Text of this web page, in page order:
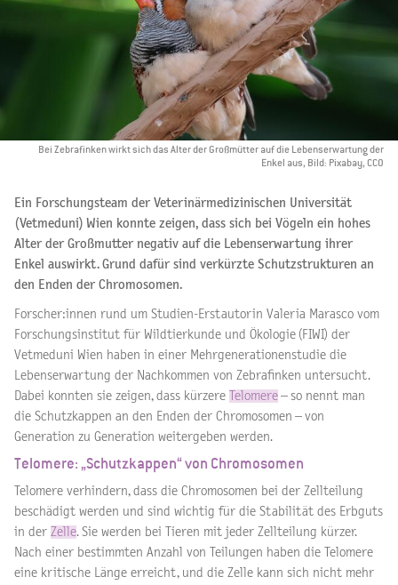
Bei Zebrafinken wirkt sich das Alter der Großmütter auf die Lebenserwartung der
Enkel aus, Bild: Pixabay, CCO
Ein Forschungsteam der Veterinärmedizinischen Universität
(Vetmeduni) Wien konnte zeigen, dass sich bei Vögeln ein hohes
Alter der Großmutter negativ auf die Lebenserwartung ihrer
Enkel auswirkt. Grund dafür sind verkürzte Schutzstrukturen an
den Enden der Chromosomen.
Forscher:innen rund um Studien-Erstautorin Valeria Marasco vom
Forschungsinstitut für Wildtierkunde und Ökologie (FIWI) der
Vetmeduni Wien haben in einer Mehrgenerationenstudie die
Lebenserwartung der Nachkommen von Zebrafinken untersucht.
Dabei konnten sie zeigen, dass kürzere
Telomere – so nennt man
die Schutzkappen an den Enden der Chromosomen – von
Generation zu Generation weitergeben werden.
Telomere: „Schutzkappen“ von Chromosomen
Telomere verhindern, dass die Chromosomen bei der Zellteilung
beschädigt werden und sind wichtig für die Stabilität des Erbguts
in der Zelle. Sie werden bei Tieren mit jeder Zellteilung kürzer.
Nach einer bestimmten Anzahl von Teilungen haben die Telomere
eine kritische Länge erreicht, und die Zelle kann sich nicht mehr